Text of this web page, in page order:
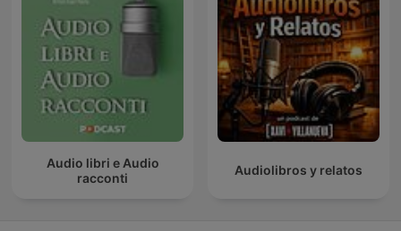
Audio libri e Audio
racconti
Audiolibros y relatos